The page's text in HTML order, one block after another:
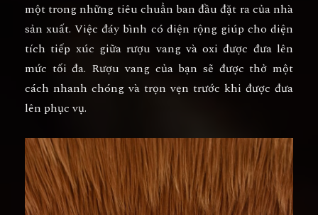
một trong những tiêu chuẩn ban đầu đặt ra của nhà
sản xuất. Việc đáy bình có diện rộng giúp cho diện
tích tiếp xúc giữa rượu vang và oxi được đưa lên
mức tối đa. Rượu vang của bạn sẽ được thở một
cách nhanh chóng và trọn vẹn trước khi được đưa
lên phục vụ.